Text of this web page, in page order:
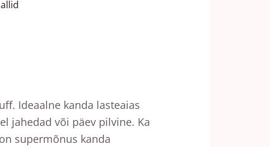
Ideaalne kanda lasteaias
jahedad või päev pilvine. Ka
supermõnus kanda